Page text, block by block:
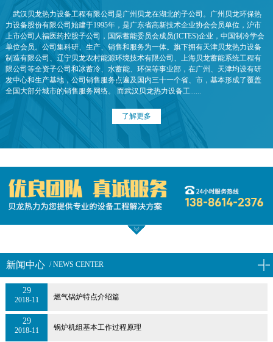
武汉贝龙热力设备工程有限公司是广州贝龙在湖北的子公司。广州贝龙环保热
力设备股份有限公司始建于1995年，是广东省高新技术企业协会会员单位，沪市
上市公司人福医药控股子公司，国际蓄能委员会成员(ICTES)企业，中国制冷学会
单位会员。公司集科研、生产、销售和服务为一体。旗下拥有天津贝龙热力设备
制造有限公司、辽宁贝龙农村能源环境技术有限公司、上海贝龙蓄能系统工程有
限公司等全资子公司和冰蓄冷、水蓄能、环保等事业部，在广州、天津均设有研
发中心和生产基地，公司销售服务点遍及国内三十一个省、市，基本形成了覆盖
全国大部分城市的销售服务网络。 而武汉贝龙热力设备工......
了解更多
新闻中心 / NEWS CENTER
29
2018-11 燃气锅炉特点介绍篇
29
2018-11 锅炉机组基本工作过程原理